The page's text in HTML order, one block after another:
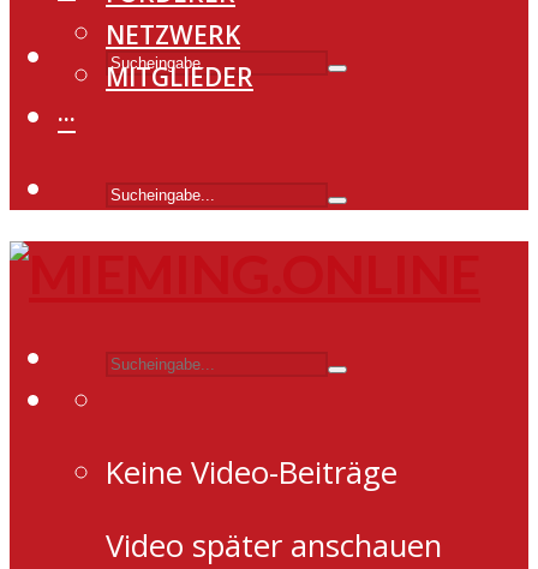
NETZWERK
MITGLIEDER
···
Keine Video-Beiträge
Video später anschauen